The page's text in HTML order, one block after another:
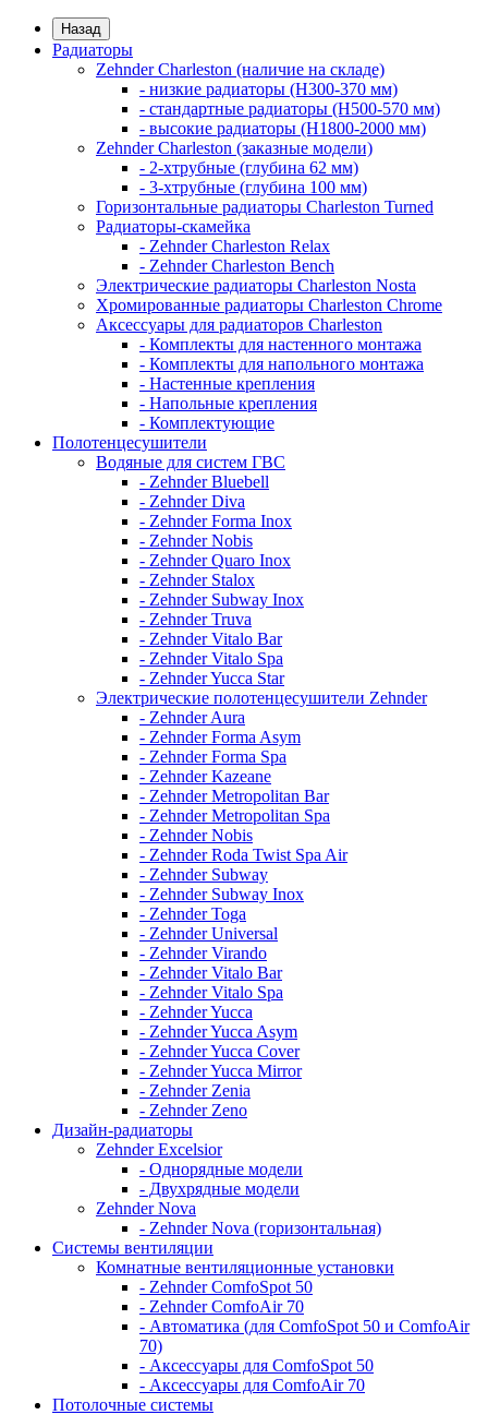
Назад
Радиаторы
Zehnder Charleston (наличие на складе)
- низкие радиаторы (H300-370 мм)
- стандартные радиаторы (H500-570 мм)
- высокие радиаторы (H1800-2000 мм)
Zehnder Charleston (заказные модели)
- 2-хтрубные (глубина 62 мм)
- 3-хтрубные (глубина 100 мм)
Горизонтальные радиаторы Charleston Turned
Радиаторы-скамейка
- Zehnder Charleston Relax
- Zehnder Charleston Bench
Электрические радиаторы Charleston Nosta
Хромированные радиаторы Charleston Chrome
Аксессуары для радиаторов Charleston
- Комплекты для настенного монтажа
- Комплекты для напольного монтажа
- Настенные крепления
- Напольные крепления
- Комплектующие
Полотенцесушители
Водяные для систем ГВС
- Zehnder Bluebell
- Zehnder Diva
- Zehnder Forma Inox
- Zehnder Nobis
- Zehnder Quaro Inox
- Zehnder Stalox
- Zehnder Subway Inox
- Zehnder Truva
- Zehnder Vitalo Bar
- Zehnder Vitalo Spa
- Zehnder Yucca Star
Электрические полотенцесушители Zehnder
- Zehnder Aura
- Zehnder Forma Asym
- Zehnder Forma Spa
- Zehnder Kazeane
- Zehnder Metropolitan Bar
- Zehnder Metropolitan Spa
- Zehnder Nobis
- Zehnder Roda Twist Spa Air
- Zehnder Subway
- Zehnder Subway Inox
- Zehnder Toga
- Zehnder Universal
- Zehnder Virando
- Zehnder Vitalo Bar
- Zehnder Vitalo Spa
- Zehnder Yucca
- Zehnder Yucca Asym
- Zehnder Yucca Cover
- Zehnder Yucca Mirror
- Zehnder Zenia
- Zehnder Zeno
Дизайн-радиаторы
Zehnder Excelsior
- Однорядные модели
- Двухрядные модели
Zehnder Nova
- Zehnder Nova (горизонтальная)
Системы вентиляции
Комнатные вентиляционные установки
- Zehnder ComfoSpot 50
- Zehnder ComfoAir 70
- Автоматика (для ComfoSpot 50 и ComfoAir
70)
- Аксессуары для ComfoSpot 50
- Аксессуары для ComfoAir 70
Потолочные системы